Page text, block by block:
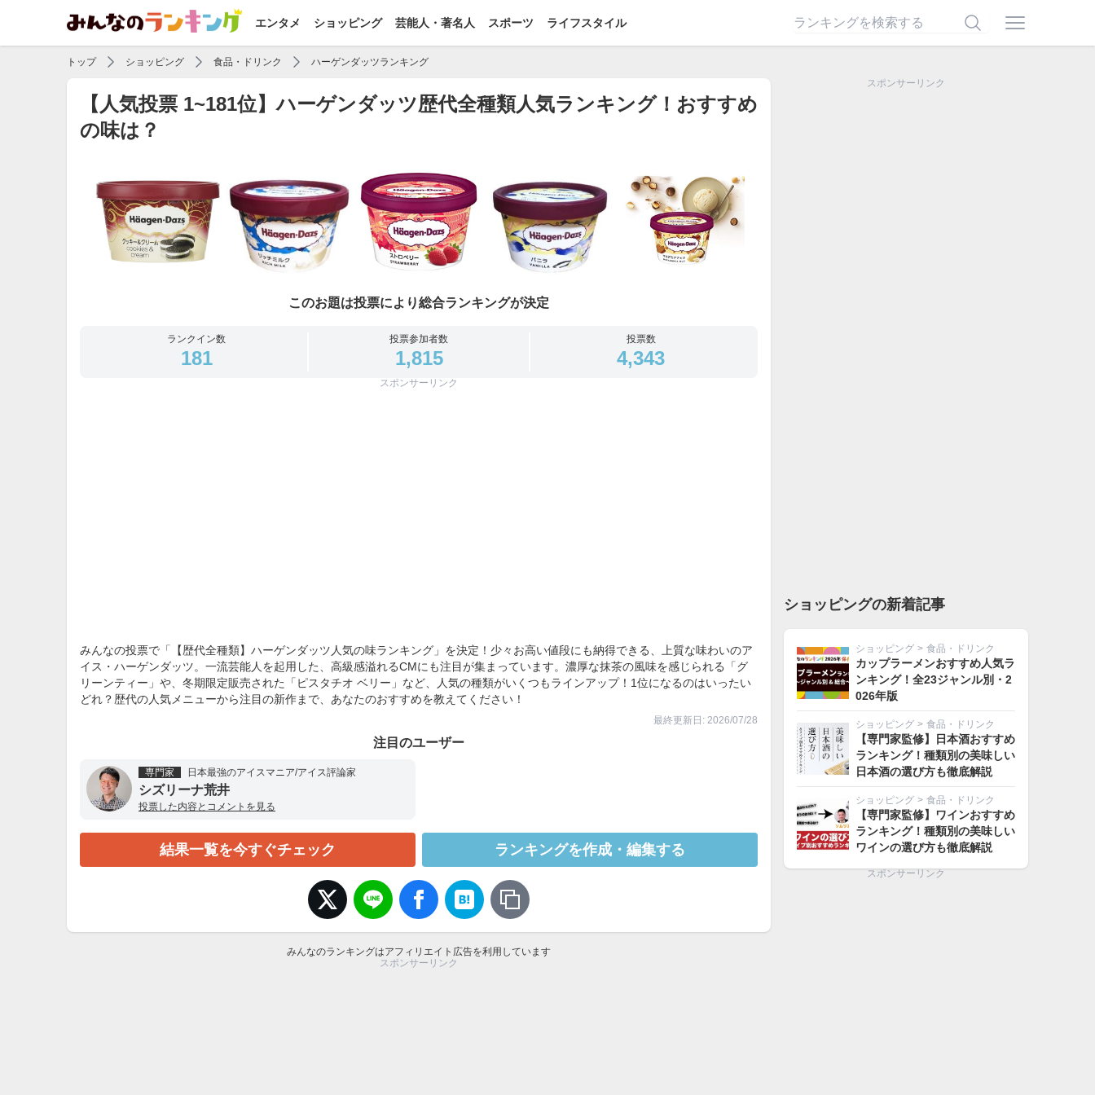
エンタメ ショッピング 芸能人・著名人 スポーツ ライフスタイル
トップ ショッピング 食品・ドリンク ハーゲンダッツランキング
【人気投票 1~181位】ハーゲンダッツ歴代全種類人気ランキング！おすすめ
の味は？
このお題は投票により総合ランキングが決定
ランクイン数
181
投票参加者数
1,815
投票数
4,343
スポンサーリンク
みんなの投票で「【歴代全種類】ハーゲンダッツ人気の味ランキング」を決定！少々お高い値段にも納得できる、上質な味わいのア
イス・ハーゲンダッツ。一流芸能人を起用した、高級感溢れるCMにも注目が集まっています。濃厚な抹茶の風味を感じられる「グ
リーンティー」や、冬期限定販売された「ピスタチオ ベリー」など、人気の種類がいくつもラインアップ！1位になるのはいったい
どれ？歴代の人気メニューから注目の新作まで、あなたのおすすめを教えてください！
最終更新日: 2026/07/28
注目のユーザー
専門家 日本最強のアイスマニア/アイス評論家
シズリーナ荒井
投票した内容とコメントを見る
結果一覧を今すぐチェック ランキングを作成・編集する
みんなのランキングはアフィリエイト広告を利用しています
スポンサーリンク
スポンサーリンク
ショッピングの新着記事
ショッピング > 食品・ドリンク
カップラーメンおすすめ人気ラ
ンキング！全23ジャンル別・2
026年版
ショッピング > 食品・ドリンク
【専門家監修】日本酒おすすめ
ランキング！種類別の美味しい
日本酒の選び方も徹底解説
ショッピング > 食品・ドリンク
【専門家監修】ワインおすすめ
ランキング！種類別の美味しい
ワインの選び方も徹底解説
スポンサーリンク